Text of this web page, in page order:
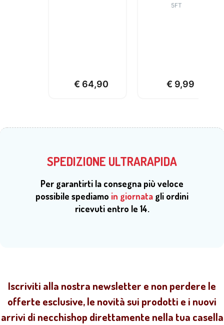
€ 64,90
5FT
€ 9,99
SPEDIZIONE ULTRARAPIDA
Per garantirti la consegna più veloce
possibile spediamo in giornata gli ordini
ricevuti entro le 14.
Iscriviti alla nostra newsletter e non perdere le
offerte esclusive, le novità sui prodotti e i nuovi
arrivi di necchishop direttamente nella tua casella